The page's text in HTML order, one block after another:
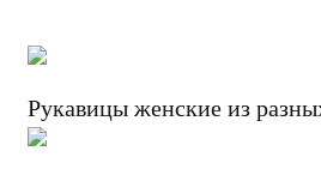
Рукавицы женские из